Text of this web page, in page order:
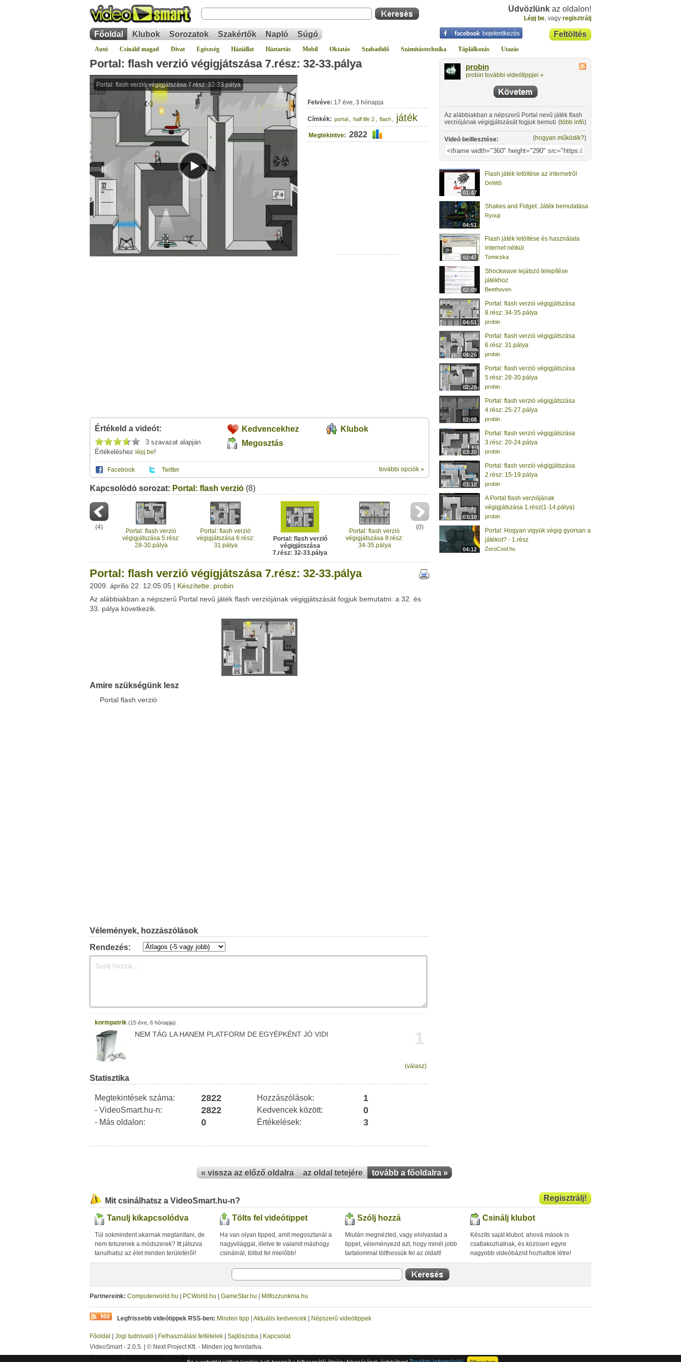
Üdvözlünk az oldalon!
Lépj be, vagy regisztrálj
Feltöltés
Főoldal Klubok Sorozatok Szakértők Napló Súgó
Autó Csináld magad Divat Egészség Háziállat Háztartás Mobil Oktatás Szabadidő Számítástechnika Táplálkozás Utazás
Portal: flash verzió végigjátszása 7.rész: 32-33.pálya
Felvéve: 17 éve, 3 hónapja
Címkék: portal , half life 2 , flash , játék
Megtekintve: 2822
Értékeld a videót:
3 szavazat alapján
Értékeléshez lépj be!
Kedvencekhez
Klubok
Megosztás
Facebook Twitter további opciók »
A(z) "Portal: flash verzió végigjátszása 7.rész: 32-33.pálya" című videótipp
saját leveleződet,vagyezt a felületet:
Neved:
E-mail címed:
Címzett e-mail címe:
Üzenet (opcionális):
Facebook Twitter Google
Digg
Del.icio.us
Ez a videótipp a következő klub(ok)ba tartozik:
Ez a videó nem még nem tartozik egy klubhoz sem.
Ha van egy kis időd,nézz szét meglévő klubjaink között
Kapcsolódó sorozat: Portal: flash verzió (8)
(4)
Portal: flash verzió
végigjátszása 5.rész:
28-30.pálya
Portal: flash verzió
végigjátszása 6.rész:
31.pálya
Portal: flash verzió
végigjátszása
7.rész: 32-33.pálya
Portal: flash verzió
végigjátszása 8.rész:
34-35.pálya
(0)
Portal: flash verzió végigjátszása 7.rész: 32-33.pálya
2009. április 22. 12:05:05 | Készítette: probin
Az alábbiakban a népszerű Portal nevű játék flash verziójának végigjátszását fogjuk bemutatni: a 32. és
33. pálya következik.
Amire szükségünk lesz
Portal flash verzió
Vélemények, hozzászólások
Rendezés:
kormpatrik (15 éve, 6 hónapja)
1
NEM TÁG LA HANEM PLATFORM DE EGYÉPKÉNT JÓ VIDI
(válasz)
Statisztika
Megtekintések száma: 2822 Hozzászólások: 1
- VideoSmart.hu-n: 2822 Kedvencek között: 0
- Más oldalon: 0 Értékelések: 3
probin
probin további videótippjei »
Az alábbiakban a népszerű Portal nevű játék flash
verziójának végigjátszását fogjuk bemutatni: a 32.
és 33. pálya következik.
(több infó)
Videó beillesztése: (hogyan működik?)
01:47
Flash játék letöltése az internetről
DeWiS
04:51
Shakes and Fidget: Játék bemutatása
Ryouji
02:47
Flash játék letöltése és használata
internet nélkül
Tomicska
02:09
Shockwave lejátszó telepítése
játékhoz
Beethoven
04:51
Portal: flash verzió végigjátszása
8.rész: 34-35.pálya
probin
04:26
Portal: flash verzió végigjátszása
6.rész: 31.pálya
probin
02:28
Portal: flash verzió végigjátszása
5.rész: 28-30.pálya
probin
02:08
Portal: flash verzió végigjátszása
4.rész: 25-27.pálya
probin
03:20
Portal: flash verzió végigjátszása
3.rész: 20-24.pálya
probin
03:10
Portal: flash verzió végigjátszása
2.rész: 15-19.pálya
probin
03:10
A Portal flash verziójának
végigjátszása 1.rész(1-14.pálya)
probin
04:12
Portal: Hogyan vigyük végig gyorsan a
játékot? - 1.rész
ZeroCool.hu
« vissza az előző oldalra az oldal tetejére tovább a főoldalra »
Regisztrálj!
Mit csinálhatsz a VideoSmart.hu-n?
Tanulj kikapcsolódva
Túl sokmindent akarnak megtanítani, de
nem tetszenek a módszerek? Itt játszva
tanulhatsz az élet minden területéről!
Tölts fel videótippet
Ha van olyan tipped, amit megosztanál a
nagyvilággal, illetve te valamit máshogy
csinálnál, töltsd fel mielőbb!
Szólj hozzá
Miután megnézted, vagy elolvastad a
tippet, véleményezd azt, hogy minél jobb
tartalommal tölthessük fel az oldalt!
Csinálj klubot
Készíts saját klubot, ahová mások is
csatlakozhatnak, és közösen egyre
nagyobb videóbázist hozhattok létre!
Partnereink: Computerworld.hu PCWorld.hu GameStar.hu Mitfozzunkma.hu
Legfrissebb videótippek RSS-ben: Minden tipp Aktuális kedvencek Népszerű videótippek
Főoldal Jogi tudnivaló Felhasználási feltételek Sajtószoba
Kapcsolat
VideoSmart - 2.0.5. | © Next Project Kft. - Minden jog fenntartva.